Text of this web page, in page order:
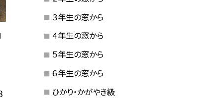
３年生の窓から
４年生の窓から
５年生の窓から
６年生の窓から
ひかり・かがやき級